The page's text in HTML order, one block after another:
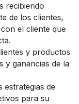
recibiendo
de los clientes,
el cliente que
y productos
y ganancias de la
de
para su